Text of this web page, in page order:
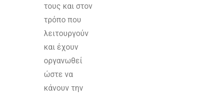
τους και στον
τρόπο που
λειτουργούν
και έχουν
οργανωθεί
ώστε να
κάνουν την